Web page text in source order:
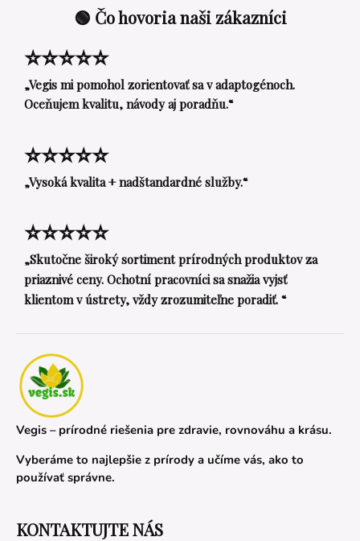
🟢 Čo hovoria naši zákazníci
⭐⭐⭐⭐⭐
„Vegis mi pomohol zorientovať sa v adaptogénoch.
Oceňujem kvalitu, návody aj poradňu.“
⭐⭐⭐⭐⭐
„Vysoká kvalita + nadštandardné služby.“
⭐⭐⭐⭐⭐
„Skutočne široký sortiment prírodných produktov za
priaznivé ceny. Ochotní pracovníci sa snažia vyjsť
klientom v ústrety, vždy zrozumiteľne poradiť. “
Vegis – prírodné riešenia pre zdravie, rovnováhu a krásu.
Vyberáme to najlepšie z prírody a učíme vás, ako to
používať správne.
KONTAKTUJTE NÁS